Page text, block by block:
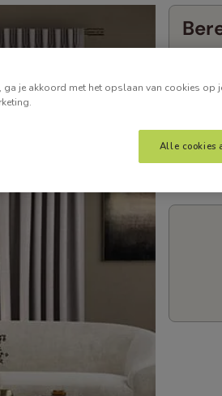
ga je akkoord met het opslaan van cookies op
Alle cookies